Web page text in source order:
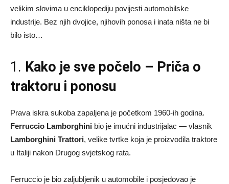
velikim slovima u enciklopediju povijesti automobilske
industrije. Bez njih dvojice, njihovih ponosa i inata ništa ne bi
bilo isto…
1. Kako je sve počelo – Priča o
traktoru i ponosu
Prava iskra sukoba zapaljena je početkom 1960-ih godina.
Ferruccio Lamborghini bio je imućni industrijalac — vlasnik
Lamborghini Trattori, velike tvrtke koja je proizvodila traktore
u Italiji nakon Drugog svjetskog rata.
Ferruccio je bio zaljubljenik u automobile i posjedovao je